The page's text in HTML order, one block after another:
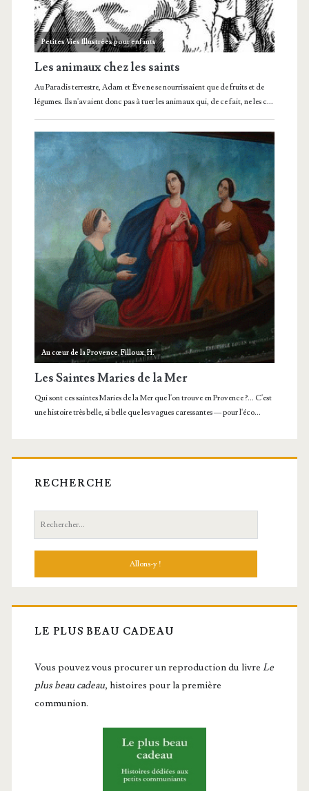
RECHERCHE
Recherche:
LE PLUS BEAU CADEAU
Vous pou­vez vous pro­cu­rer un repro­duc­tion du livre Le
plus beau cadeau, histoires pour la première
communion.